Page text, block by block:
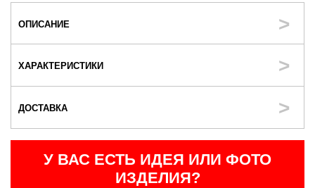
ОПИСАНИЕ
ХАРАКТЕРИСТИКИ
ДОСТАВКА
У ВАС ЕСТЬ ИДЕЯ ИЛИ ФОТО
ИЗДЕЛИЯ?